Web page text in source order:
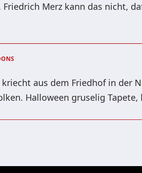
Friedrich Merz kann das nicht,
aus dem Friedhof in der
Halloween gruselig Tapete,